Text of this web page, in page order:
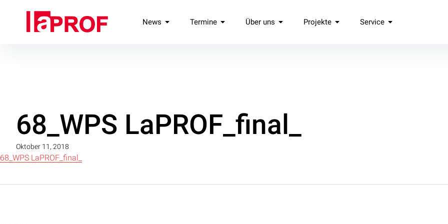
überspringenlaPROF
Landesverband Professionelle Freie Darstellende Künste e.V.
News Termine Über uns Projekte Service
68_WPS LaPROF_final_
Oktober 11, 2018
68_WPS LaPROF_final_